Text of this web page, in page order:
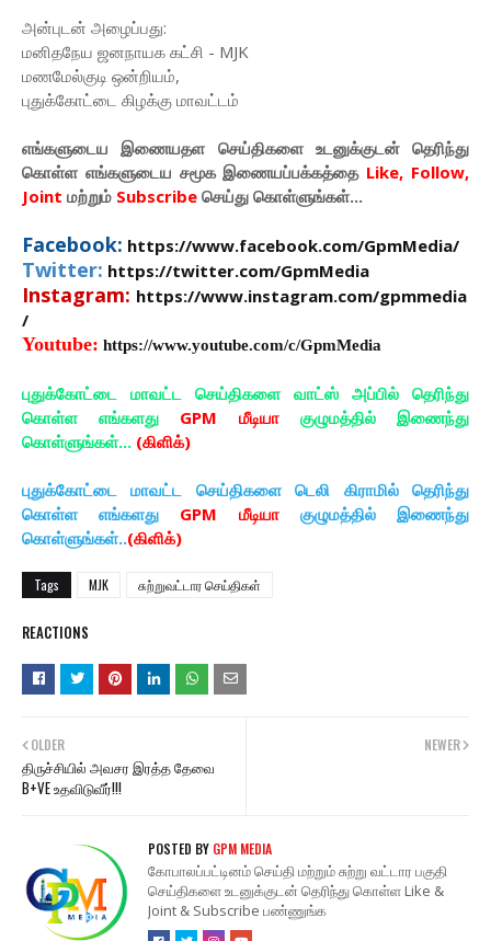
அன்புடன் அழைப்பது:
மனிதநேய ஜனநாயக கட்சி - MJK
மணமேல்குடி ஒன்றியம்,
புதுக்கோட்டை கிழக்கு மாவட்டம்
எங்களுடைய இணையதள செய்திகளை உடனுக்குடன் தெரிந்து
கொள்ள எங்களுடைய சமூக இணையப்பக்கத்தை Like, Follow,
Joint மற்றும் Subscribe செய்து கொள்ளுங்கள்...
Facebook: https://www.facebook.com/GpmMedia/
Twitter: https://twitter.com/GpmMedia
Instagram: https://www.instagram.com/gpmmedia
/
Youtube: https://www.youtube.com/c/GpmMedia
புதுக்கோட்டை மாவட்ட செய்திகளை வாட்ஸ் அப்பில் தெரிந்து
கொள்ள எங்களது GPM மீடியாகுழுமத்தில் இணைந்து
கொள்ளுங்கள்... (கிளிக்)
புதுக்கோட்டை மாவட்ட செய்திகளை டெலி கிராமில் தெரிந்து
கொள்ள எங்களது GPM மீடியாகுழுமத்தில் இணைந்து
கொள்ளுங்கள்..(கிளிக்)
Tags MJK சுற்றுவட்டார செய்திகள்
REACTIONS
NEWER
OLDER
திருச்சியில் அவசர இரத்த தேவை
B+VE உதவிடுவீர்!!!
POSTED BY GPM MEDIA
கோபாலப்பட்டினம் செய்தி மற்றும் சுற்று வட்டார பகுதி
செய்திகளை உடனுக்குடன் தெரிந்து கொள்ள Like &
Joint & Subscribe பண்ணுங்க